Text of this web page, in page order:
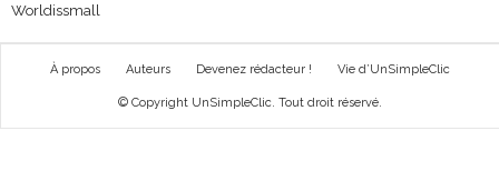
Worldissmall
À propos Auteurs Devenez rédacteur ! Vie d’UnSimpleClic
© Copyright UnSimpleClic. Tout droit réservé.